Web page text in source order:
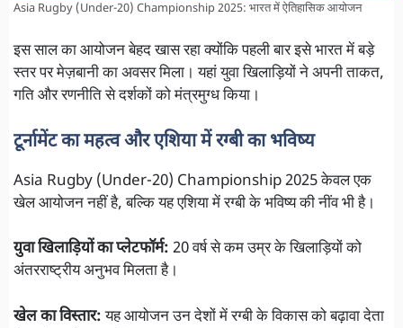
Asia Rugby (Under-20) Championship 2025: भारत में ऐतिहासिक आयोजन
इस साल का आयोजन बेहद खास रहा क्योंकि पहली बार इसे भारत में बड़े
स्तर पर मेज़बानी का अवसर मिला। यहां युवा खिलाड़ियों ने अपनी ताकत,
गति और रणनीति से दर्शकों को मंत्रमुग्ध किया।
टूर्नामेंट का महत्व और एशिया में रग्बी का भविष्य
Asia Rugby (Under-20) Championship 2025 केवल एक
खेल आयोजन नहीं है, बल्कि यह एशिया में रग्बी के भविष्य की नींव भी है।
युवा खिलाड़ियों का प्लेटफॉर्म: 20 वर्ष से कम उम्र के खिलाड़ियों को
अंतरराष्ट्रीय अनुभव मिलता है।
खेल का विस्तार:यह आयोजन उन देशों में रग्बी के विकास को बढ़ावा देता